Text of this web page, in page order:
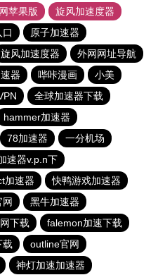
苹果版
旋风加速度器
原子加速器
旋风加速度器
外网网址导航
器 哔咔漫画
小美
全球加速器下载
hammer加速器
78加速器
一分机场
速器v.p.n下
加速器
快鸭游戏加速器
网
黑牛加速器
下载
falemon加速下载
载
outline官网
神灯加速加速器